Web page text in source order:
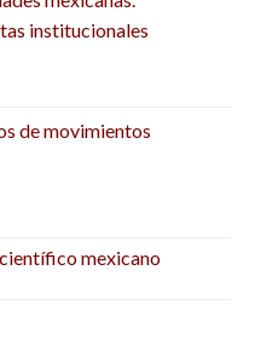
institucionales
de movimientos
mexicano